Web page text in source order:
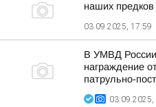
наших
03.09.2025, 17:59
В УМВД
награждение
патрульно-
03.09.2025,